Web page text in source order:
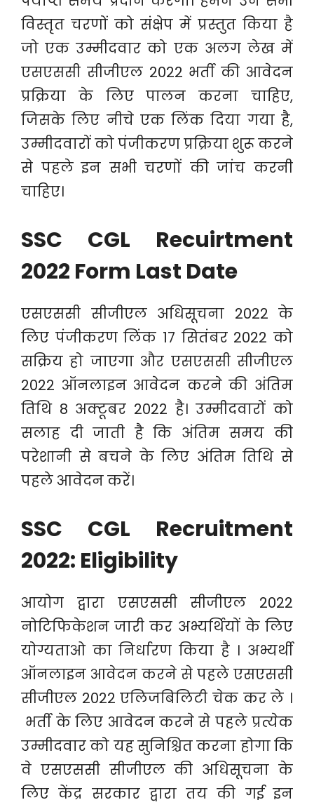
विस्तृत चरणों को संक्षेप में प्रस्तुत किया है
जो एक उम्मीदवार को एक अलग लेख में
एसएससी सीजीएल 2022 भर्ती की आवेदन
प्रक्रिया के लिए पालन करना चाहिए,
जिसके लिए नीचे एक लिंक दिया गया है,
उम्मीदवारों को पंजीकरण प्रक्रिया शुरू करने
से पहले इन सभी चरणों की जांच करनी
चाहिए।
SSC CGL Recuirtment
2022 Form Last Date
एसएससी सीजीएल अधिसूचना 2022 के
लिए पंजीकरण लिंक 17 सितंबर 2022 को
सक्रिय हो जाएगा और एसएससी सीजीएल
2022 ऑनलाइन आवेदन करने की अंतिम
तिथि 8 अक्टूबर 2022 है। उम्मीदवारों को
सलाह दी जाती है कि अंतिम समय की
परेशानी से बचने के लिए अंतिम तिथि से
पहले आवेदन करें।
SSC CGL Recruitment
2022: Eligibility
आयोग द्वारा एसएससी सीजीएल 2022
नोटिफिकेशन जारी कर अभ्यर्थियों के लिए
योग्यताओ का निर्धारण किया है । अभ्यर्थी
ऑनलाइन आवेदन करने से पहले एसएससी
सीजीएल 2022 एलिजबिलिटी चेक कर ले ।
भर्ती के लिए आवेदन करने से पहले प्रत्येक
उम्मीदवार को यह सुनिश्चित करना होगा कि
वे एसएससी सीजीएल की अधिसूचना के
लिए केंद्र सरकार द्वारा तय की गई इन